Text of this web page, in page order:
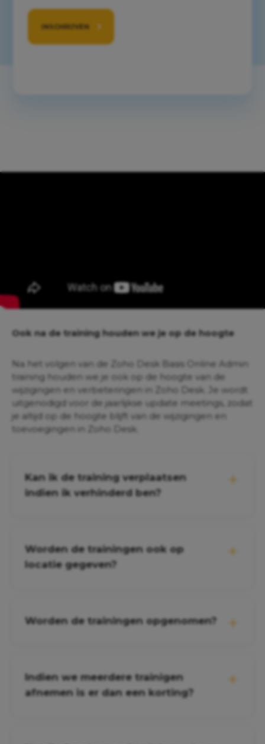
INSCHRIJVEN
Ook na de training houden we je op de hoogte
Na het volgen van de Zoho Desk Basis Online Admin
training houden we je ook op de hoogte van de
wijzigingen en verbeteringen in Zoho Desk. Je wordt
uitgenodigd voor de jaarlijkse update meetings, zodat
je altijd op de hoogte blijft van de wijzigingen en
toevoegingen in Zoho Desk.
Kan ik de training verplaatsen
indien ik verhinderd ben?
Worden de trainingen ook op
locatie gegeven?
Worden de trainingen opgenomen?
Indien we meerdere trainigen
afnemen is er dan een korting?